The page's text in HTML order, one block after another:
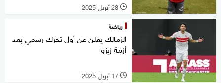
l 28 أبريل 2025
رياضة
الزمالك يعلن عن أول تحرك رسمي بعد
أزمة زيزو
l 17 أبريل 2025